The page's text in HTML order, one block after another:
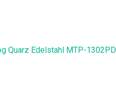
Quarz Edelstahl MTP-